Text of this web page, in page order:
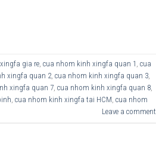
gia re, cua nhom kinh xingfa quan 1 , cua
xingfa quan 2, cua nhom kinh xingfa quan 3,
xingfa quan 7, cua nhom kinh xingfa quan 8,
, cua nhom kinh xingfa tai HCM, cua nhom
Leave a comment